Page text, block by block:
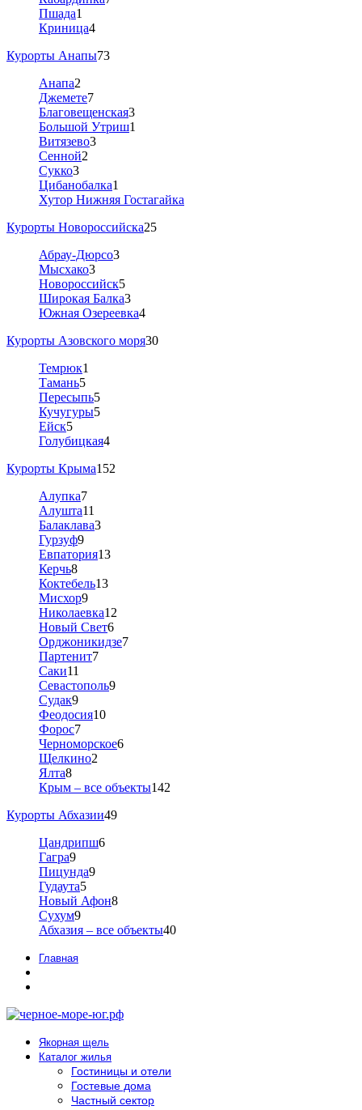
Пшада1
Криница4
Курорты Анапы73
Анапа2
Джемете7
Благовещенская3
Большой Утриш1
Витязево3
Сенной2
Сукко3
Цибанобалка1
Хутор Нижняя Гостагайка
Курорты Новороссийска25
Абрау-Дюрсо3
Мысхако3
Новороссийск5
Широкая Балка3
Южная Озереевка4
Курорты Азовского моря30
Темрюк1
Тамань5
Пересыпь5
Кучугуры5
Ейск5
Голубицкая4
Курорты Крыма152
Алупка7
Алушта11
Балаклава3
Гурзуф9
Евпатория13
Керчь8
Коктебель13
Мисхор9
Николаевка12
Новый Свет6
Орджоникидзе7
Партенит7
Саки11
Севастополь9
Судак9
Феодосия10
Форос7
Черноморское6
Щелкино2
Ялта8
Крым – все объекты142
Курорты Абхазии49
Цандрипш6
Гагра9
Пицунда9
Гудаута5
Новый Афон8
Сухум9
Абхазия – все объекты40
Главная
Якорная щель
Каталог жилья
Гостиницы и отели
Гостевые дома
Частный сектор